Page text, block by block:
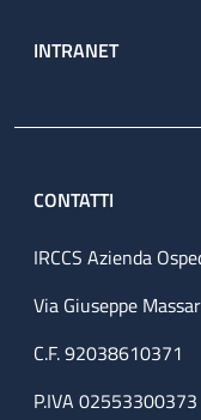
INTRANET
CONTATTI
IRCCS Azienda
Via Giuseppe
C.F. 92038610371
P.IVA 02553300373